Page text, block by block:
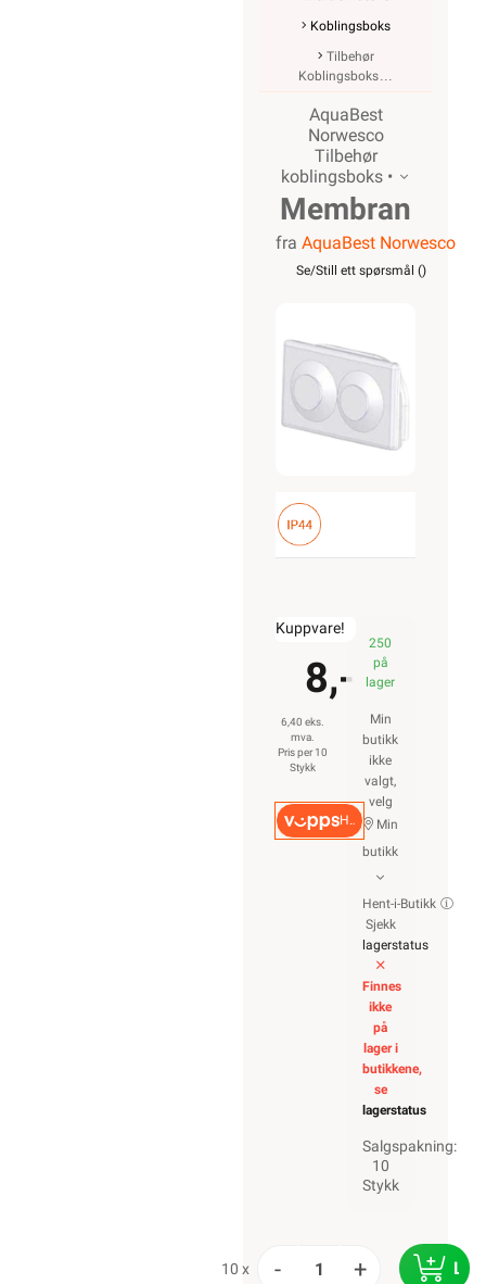
Koblingsboks
Tilbehør
Koblingsboks
AquaBest
Norwesco
Tilbehør
koblingsboks •
Membran
2-
for
Aquabest
serien
fra AquaBest Norwesco
Se/Still ett spørsmål ()
Kuppvare!
8,-
6,40 eks.
mva.
Pris per 10
Stykk
Hurtigkasse
250
på
lager
Min
butikk
ikke
valgt,
velg
Min
butikk
Hent-i-Butikk
Sjekk
lagerstatus
Finnes
ikke
på
lager i
butikkene,
se
lagerstatus
Salgspakning:
10
Stykk
10 x - +